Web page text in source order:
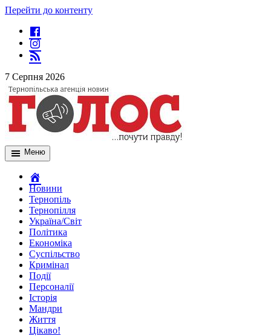
Перейти до контенту
7 Серпня 2026
Меню
Новини
Тернопіль
Тернопілля
Україна/Світ
Політика
Економіка
Суспільство
Кримінал
Події
Персоналії
Історія
Мандри
Життя
Цікаво!